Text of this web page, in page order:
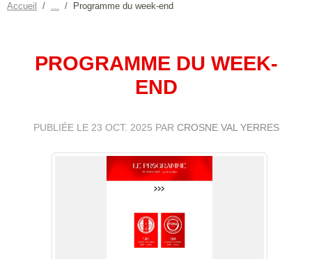
Accueil Programme du week-end
PROGRAMME DU WEEK-
END
PUBLIÉE LE 23 OCT. 2025 PAR CROSNE VAL YERRES